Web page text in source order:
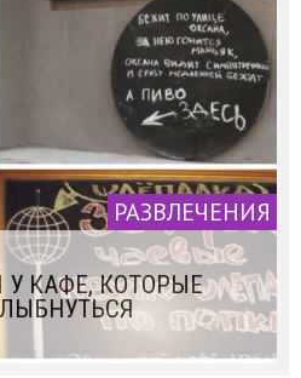
РАЗВЛЕЧЕНИЯ
КАФЕ, КОТОРЫЕ